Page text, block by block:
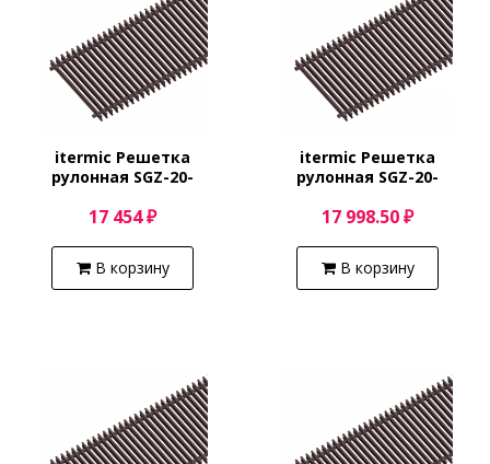
itermic Решетка
рулонная SGZ-20-
17 454 ₽
В корзину
itermic Решетка
рулонная SGZ-20-
17 998.50 ₽
В корзину